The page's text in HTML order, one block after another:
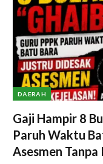
DAERAH
Gaji Hampir 8
Paruh Waktu
Asesmen Tanpa